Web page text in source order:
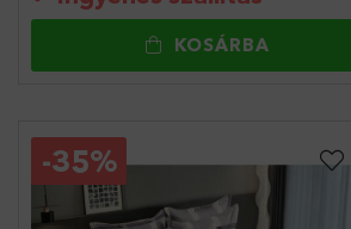
KOSÁRBA
-35%